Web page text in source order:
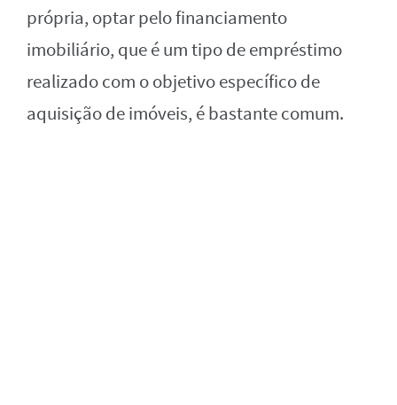
própria, optar pelo financiamento
imobiliário, que é um tipo de empréstimo
realizado com o objetivo específico de
aquisição de imóveis, é bastante comum.